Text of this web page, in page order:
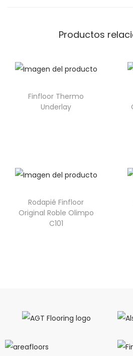
Productos
Finfloor Thermo
Underlay
Rodapié Finfloor
Original Roble Olimpo
C101